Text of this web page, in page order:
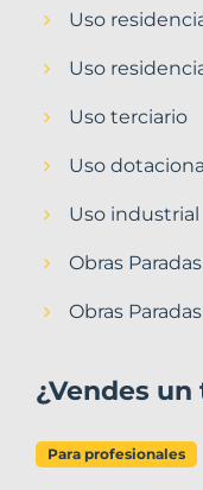
Uso
Uso
Uso terciario
Uso
Uso industrial
Obras
Obras
¿Vendes
Para profesionales